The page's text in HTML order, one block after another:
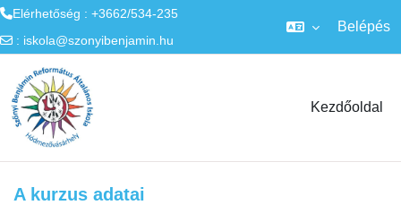
Elérhetőség : +3662/534-235
: iskola@szonyibenjamin.hu
Belépés
Kezdőoldal
A kurzus adatai